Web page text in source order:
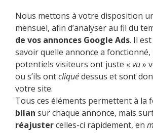
Nous mettons à votre disposition
mensuel, afin d’analyser au fil du
de vos annonces Google Ads. Il
savoir quelle annonce a
potentiels visiteurs ont juste «vu»
ou s’ils ontcliquédessus et sont
votre site.
Tous ces éléments permettent à la
bilan sur chaque annonce, mais
réajustercelles-ci rapidement, en